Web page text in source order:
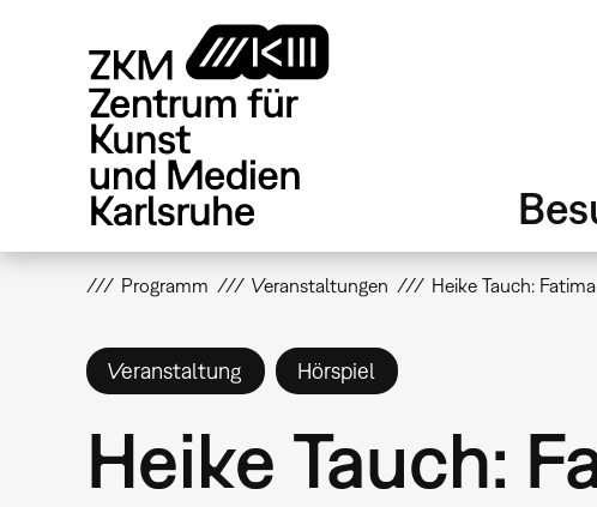
Programm Veranstaltungen Heike Tauch:
Veranstaltung Hörspiel
Heike Tauch: